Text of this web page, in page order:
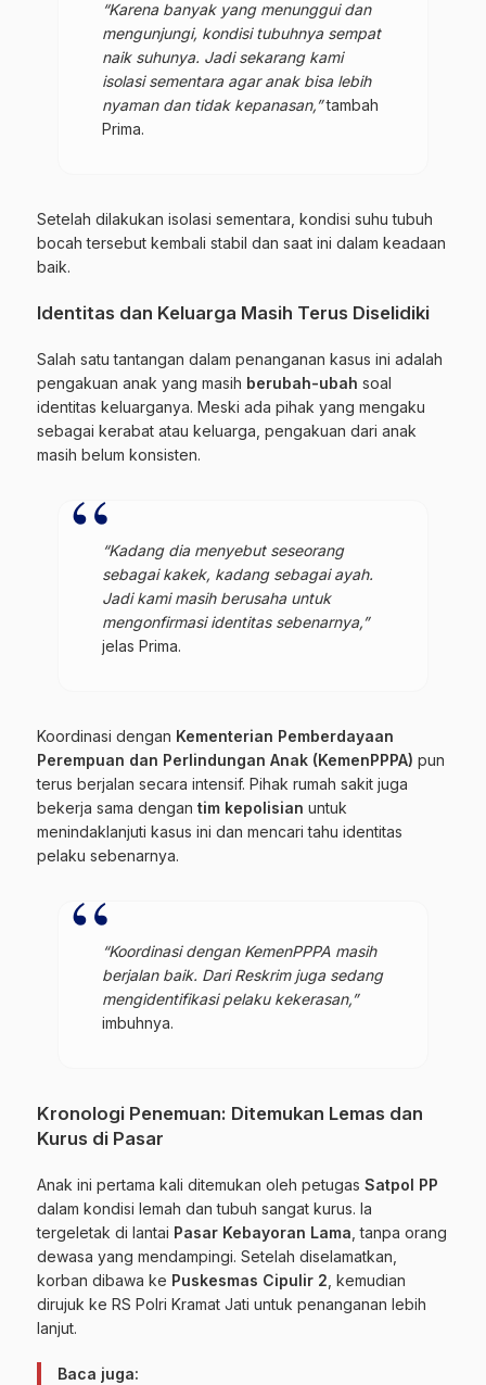
“Karena banyak yang menunggui dan
mengunjungi, kondisi tubuhnya sempat
naik suhunya. Jadi sekarang kami
isolasi sementara agar anak bisa lebih
nyaman dan tidak kepanasan,”tambah
Prima.
Setelah dilakukan isolasi sementara, kondisi suhu tubuh
bocah tersebut kembali stabil dan saat ini dalam keadaan
baik.
Identitas dan Keluarga Masih Terus Diselidiki
Salah satu tantangan dalam penanganan kasus ini adalah
pengakuan anak yang masih berubah-ubah soal
identitas keluarganya. Meski ada pihak yang mengaku
sebagai kerabat atau keluarga, pengakuan dari anak
masih belum konsisten.
“Kadang dia menyebut seseorang
sebagai kakek, kadang sebagai ayah.
Jadi kami masih berusaha untuk
mengonfirmasi identitas sebenarnya,”
jelas Prima.
Koordinasi dengan Kementerian Pemberdayaan
Perempuan dan Perlindungan Anak (KemenPPPA) pun
terus berjalan secara intensif. Pihak rumah sakit juga
bekerja sama dengan tim kepolisian untuk
menindaklanjuti kasus ini dan mencari tahu identitas
pelaku sebenarnya.
“Koordinasi dengan KemenPPPA masih
berjalan baik. Dari Reskrim juga sedang
mengidentifikasi pelaku kekerasan,”
imbuhnya.
Kronologi Penemuan: Ditemukan Lemas dan
Kurus di Pasar
Anak ini pertama kali ditemukan oleh petugas Satpol PP
dalam kondisi lemah dan tubuh sangat kurus. Ia
tergeletak di lantai Pasar Kebayoran Lama , tanpa orang
dewasa yang mendampingi. Setelah diselamatkan,
korban dibawa ke Puskesmas Cipulir 2 , kemudian
dirujuk ke RS Polri Kramat Jati untuk penanganan lebih
lanjut.
Baca juga: